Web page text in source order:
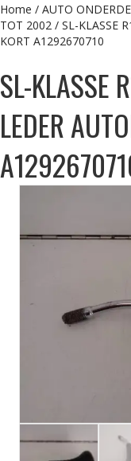
Home / AUTO
TOT 2002 / SL-KLASSE
KORT A1292670710
SL-KLASSE
LEDER